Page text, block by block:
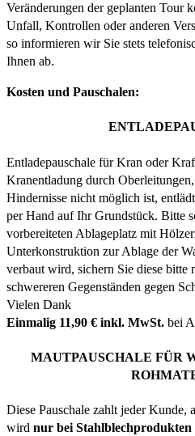
Veränderungen der geplanten Tour
Unfall, Kontrollen oder anderen
so informieren wir Sie stets
Ihnen ab.
Kosten und Pauschalen:
Entladepauschale für Kran oder
Kranentladung durch
Hindernisse nicht möglich ist,
per Hand auf Ihr Grundstück. Bitte
vorbereiteten Ablageplatz mit
Unterkonstruktion zur Ablage der
verbaut wird, sichern Sie diese bitte
schwereren Gegenständen gegen
Vielen Dank
Einmalig 11,90 € inkl. MwSt. bei
MAUTPAUSCHALE FÜR
Diese Pauschale zahlt jeder Kunde,
wird nur bei Stahlblechprodukten